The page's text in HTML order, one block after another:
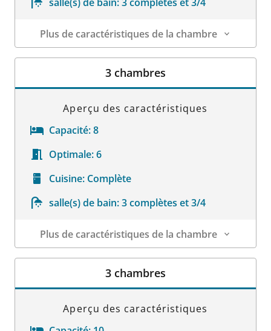
Plus de caractéristiques de la chambre
Détails sur la chambre
3 chambres
Aperçu des caractéristiques
Capacité:8
Optimale:6
Cuisine: Complète
salle(s) de bain:3 complètes et 3/4
Plus de caractéristiques de la chambre
Détails sur la chambre
3 chambres
Aperçu des caractéristiques